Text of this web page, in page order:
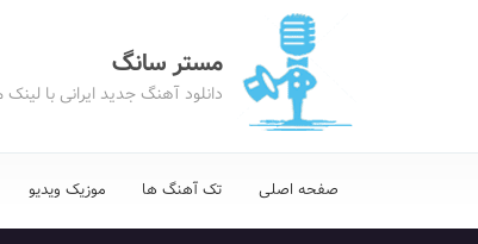
مستر سانگ
دانلود آهنگ جدید ایرانی با
صفحه اصلی تک آهنگ ها موزیک ویدیو